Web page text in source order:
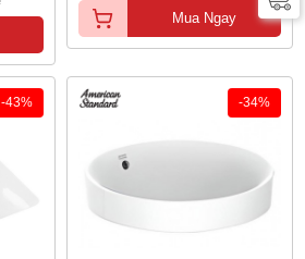
Mua Ngay
-43% -34%